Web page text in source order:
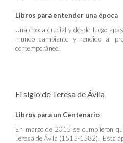
Libros para entender una época
Una época crucial y desde luego
mundo cambiante y rendido al
contemporáneo.
El siglo de Teresa de Ávila
Libros para un Centenario
En marzo de 2015 se cumplieron
Teresa de Ávila (1515-1582). Esta